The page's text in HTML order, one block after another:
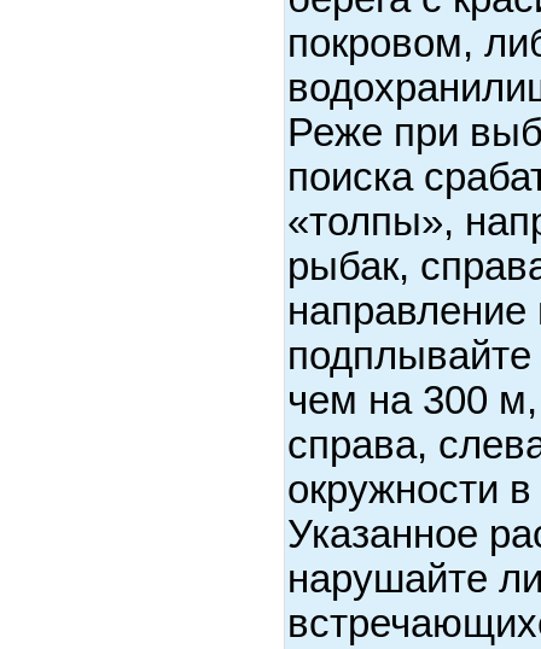
покровом,
Реже при
поиска
«толпы»,
рыбак,
чем на 300
справа,
окружности в
Указанное
нарушайте